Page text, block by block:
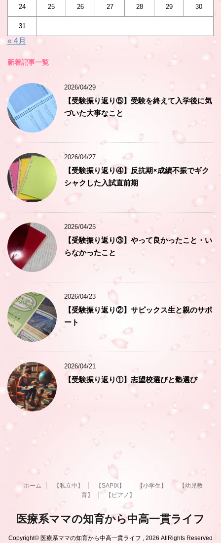
24 25 26 27 28 29 30
31
« 4月
新着記事一覧
2026/04/29
【受験振り返り⑤】受験を終えて入学後に気
づいた大事なこと
2026/04/27
【受験振り返り④】反抗期×成績不振でギク
シャクした入試直前期
2026/04/25
【受験振り返り③】やって良かったこと・い
らなかったこと
2026/04/23
【受験振り返り②】サピックス生と親のサポ
ート
2026/04/21
【受験振り返り①】志望校選びと塾選び
ホーム 【私立中】 【SAPIX】 【小学生】
【幼児教
育】
【ピアノ】
医療系ママの知育から中高一貫ライフ
Copyright© 医療系ママの知育から中高一貫ライフ , 2026 AllRights Reserved